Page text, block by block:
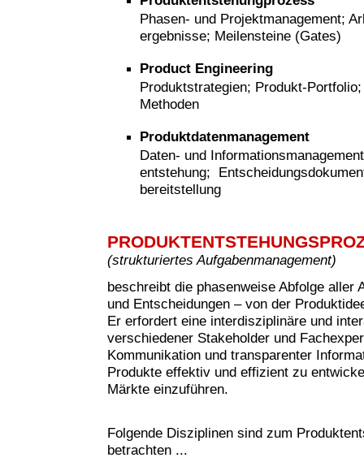
Phasen- und Projektmanagement;
ergebnisse; Meilensteine (Gates)
Product Engineering
Produktstrategien; Produkt-
Methoden
Produktdatenmanagement
Daten- und
entstehung;
bereitstellung
(strukturiertes Aufgabenmanagement)
beschreibt die phasenweise Abfolge aller
und Entscheidungen – von der
Er erfordert eine interdisziplinäre und
verschiedener Stakeholder und
Kommunikation und transparenter
Produkte effektiv und effizient zu
Märkte einzuführen.
Folgende Disziplinen sind zum
betrachten ...